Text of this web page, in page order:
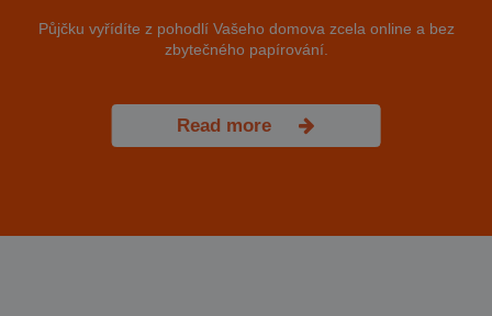
Půjčku vyřídíte z pohodlí Vašeho domova zcela online a bez
zbytečného papírování.
Read more